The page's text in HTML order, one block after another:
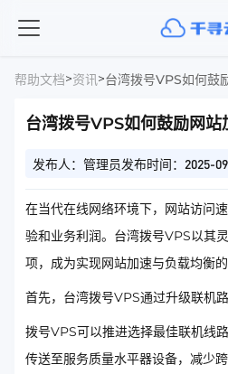
帮助文档>资讯>台湾拨号VPS如何鼓
台湾拨号VPS如何鼓励网站
发布人：管理员发布时间：2025-
在当代在线网络环境下，网站访问
验和业务利润。台湾拨号VPS以其
项，成为实现网站加速与负载均衡的
首先，台湾拨号VPS通过升级联机
拨号VPS可以推进选择最佳联机线
传送至服务质量水平器设备，减少